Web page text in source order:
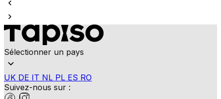
Sélectionner un pays
UK DE IT NL PL ES RO
Suivez-nous sur :